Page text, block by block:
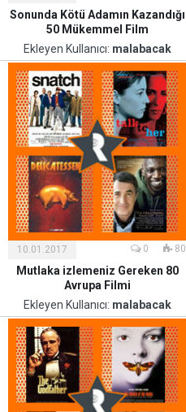
Sonunda Kötü Adamın Kazandığı
50 Mükemmel Film
Ekleyen Kullanıcı: malabacak
Kültür
ve
Sanat
10.01.2017
0 80
Mutlaka izlemeniz Gereken 80
Avrupa Filmi
Ekleyen Kullanıcı: malabacak